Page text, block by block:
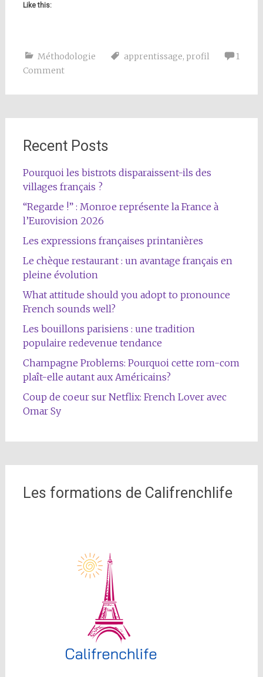
Like this:
Méthodologie apprentissage, profil
1
Comment
Recent Posts
Pourquoi les bistrots disparaissent-ils des
villages français ?
“Regarde !” : Monroe représente la France à
l’Eurovision 2026
Les expressions françaises printanières
Le chèque restaurant : un avantage français en
pleine évolution
What attitude should you adopt to pronounce
French sounds well?
Les bouillons parisiens : une tradition
populaire redevenue tendance
Champagne Problems: Pourquoi cette rom-com
plaît-elle autant aux Américains?
Coup de coeur sur Netflix: French Lover avec
Omar Sy
Les formations de Califrenchlife